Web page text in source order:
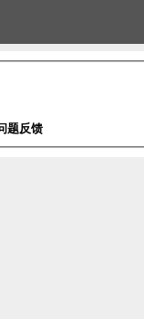
题反馈